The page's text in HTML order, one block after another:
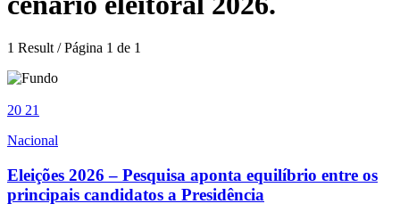
1 Result / Página 1 de 1
20 21
Nacional
Eleições 2026 – Pesquisa aponta equilíbrio entre os
principais candidatos a Presidência